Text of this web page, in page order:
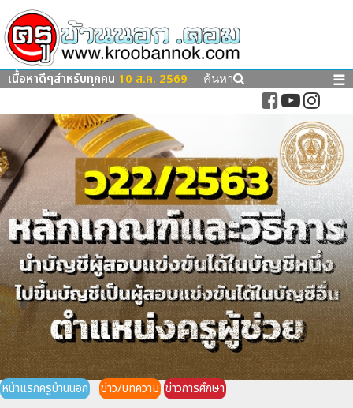
เนื้อหาดีๆสำหรับทุกคน 10 ส.ค. 2569 ค้นหา ☰
หน้าแรกครูบ้านนอก ข่าว/บทความ ข่าวการศึกษา